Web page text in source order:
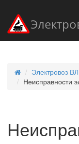
Электровоз
Неисправности